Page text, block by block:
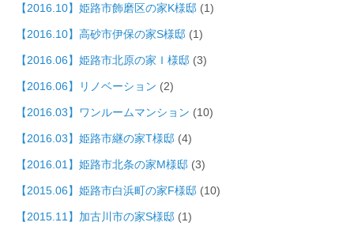
【2016.10】姫路市飾磨区の家K様邸 (1)
【2016.10】高砂市伊保の家S様邸 (1)
【2016.06】姫路市北原の家Ｉ様邸 (3)
【2016.06】リノベーション (2)
【2016.03】ワンルームマンション (10)
【2016.03】姫路市継の家T様邸 (4)
【2016.01】姫路市北条の家M様邸 (3)
【2015.06】姫路市白浜町の家F様邸 (10)
【2015.11】加古川市の家S様邸 (1)